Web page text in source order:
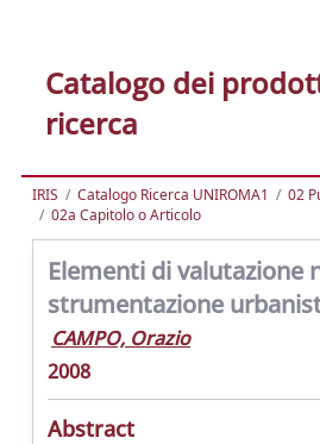
Catalogo dei
ricerca
IRIS Catalogo Ricerca UNIROMA1
02
02a Capitolo o Articolo
Elementi di valutazione
strumentazione
CAMPO, Orazio
2008
Abstract